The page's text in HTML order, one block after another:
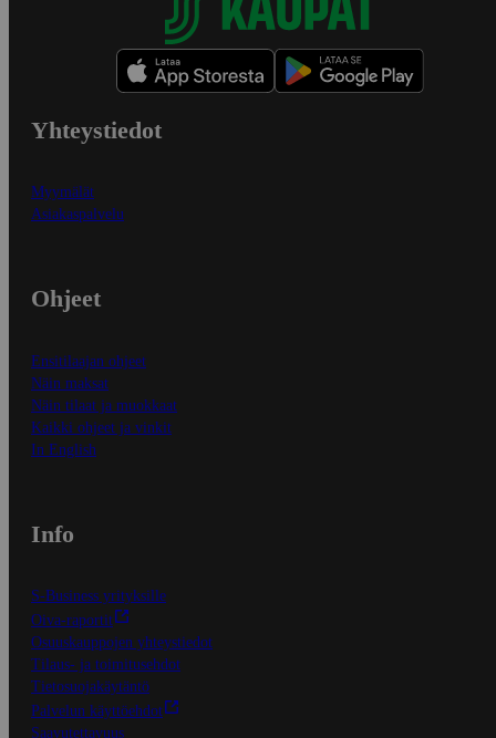
Yhteystiedot
Myymälät
Asiakaspalvelu
Ohjeet
Ensitilaajan ohjeet
Näin maksat
Näin tilaat ja muokkaat
Kaikki ohjeet ja vinkit
In English
Info
S-Business yrityksille
Oiva-raportit
Osuuskauppojen yhteystiedot
Tilaus- ja toimitusehdot
Tietosuojakäytäntö
Palvelun käyttöehdot
Saavutettavuus